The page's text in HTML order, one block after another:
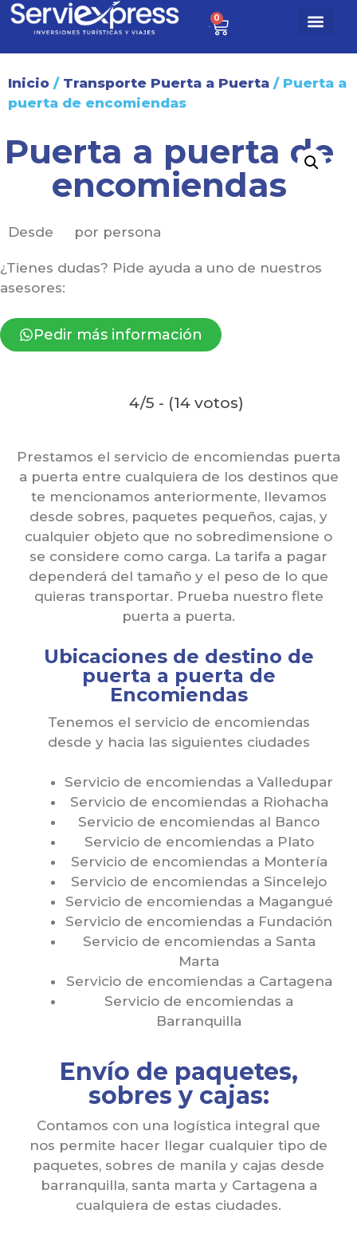
0
Inicio / Transporte Puerta a Puerta / Puerta a
puerta de encomiendas
Puerta a puerta de
encomiendas
Desde por persona
¿Tienes dudas? Pide ayuda a uno de nuestros
asesores:
Pedir más información
4/5 - (14 votos)
Prestamos el servicio de encomiendas puerta
a puerta entre cualquiera de los destinos que
te mencionamos anteriormente, llevamos
desde sobres, paquetes pequeños, cajas, y
cualquier objeto que no sobredimensione o
se considere como carga. La tarifa a pagar
dependerá del tamaño y el peso de lo que
quieras transportar. Prueba nuestro flete
puerta a puerta.
Ubicaciones de destino de
puerta a puerta de
Encomiendas
Tenemos el servicio de encomiendas
desde y hacia las siguientes ciudades
Servicio de encomiendas a Valledupar
Servicio de encomiendas a Riohacha
Servicio de encomiendas al Banco
Servicio de encomiendas a Plato
Servicio de encomiendas a Montería
Servicio de encomiendas a Sincelejo
Servicio de encomiendas a Magangué
Servicio de encomiendas a Fundación
Servicio de encomiendas a Santa
Marta
Servicio de encomiendas a Cartagena
Servicio de encomiendas a
Barranquilla
Envío de paquetes,
sobres y cajas:
Contamos con una logística integral que
nos permite hacer llegar cualquier tipo de
paquetes, sobres de manila y cajas desde
barranquilla, santa marta y Cartagena a
cualquiera de estas ciudades.